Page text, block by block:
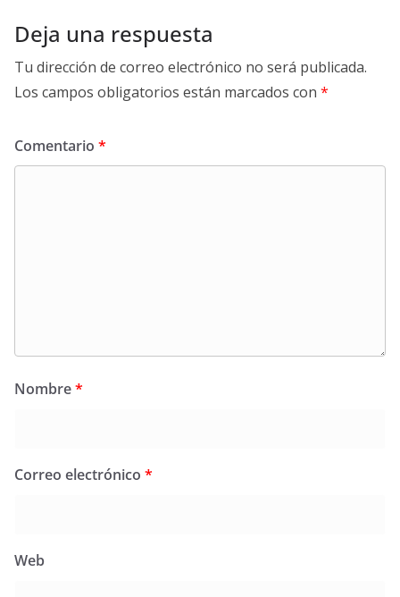
Deja una respuesta
Tu dirección de correo electrónico no será publicada.
Los campos obligatorios están marcados con *
Comentario *
Nombre*
Correo electrónico *
Web